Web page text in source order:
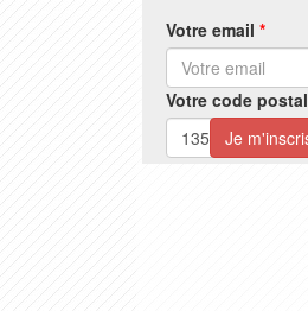
Votre email *
Votre code postal